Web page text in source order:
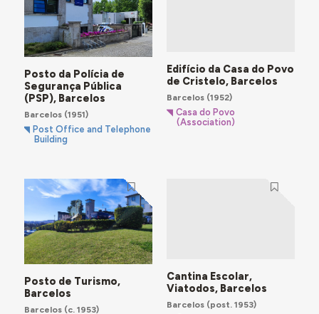
Posto da Polícia de
Segurança Pública
(PSP), Barcelos
Barcelos(1951)
Post Office and Telephone
Building
Edifício da Casa do Povo
de Cristelo, Barcelos
Barcelos(1952)
Casa do Povo
(Association)
Posto de Turismo,
Barcelos
Barcelos(c. 1953)
Cantina Escolar,
Viatodos, Barcelos
Barcelos(post. 1953)